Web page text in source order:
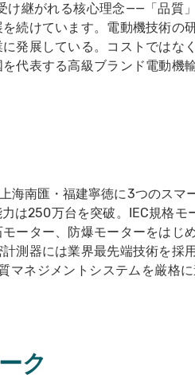
継がれる核心理念——「品質」
続けています。電動機技術の
発展している。コストではな
代表する高級ブランド電動機
南匯・福建寧徳に3つのスマ
は250万台を突破。IEC規格モ
ーター、防爆モーターをはじ
測器には業界最先端技術を採
マネジメントシステムを厳格
ク